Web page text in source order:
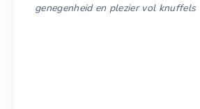
genegenheid en plezier vol knuffels